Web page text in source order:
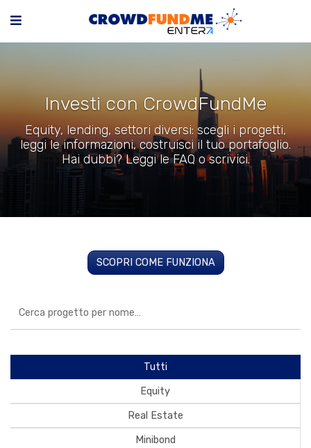
Investi con CrowdFundMe
Equity, lending, settori diversi: scegli i progetti,
leggi le informazioni, costruisci il tuo portafoglio.
Hai dubbi? Leggi le FAQ o scrivici.
SCOPRI COME FUNZIONA
Tutti
Equity
Real Estate
Minibond